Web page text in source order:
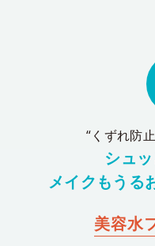
“くずれ防
シュ
メイクもうる
美容水